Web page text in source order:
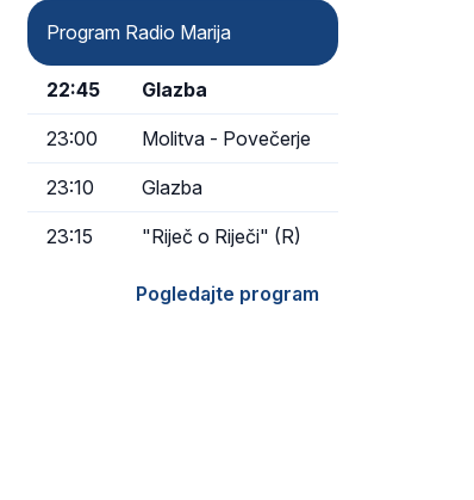
Program Radio Marija
22:45 Glazba
23:00 Molitva - Povečerje
23:10 Glazba
23:15 "Riječ o Riječi" (R)
Pogledajte program